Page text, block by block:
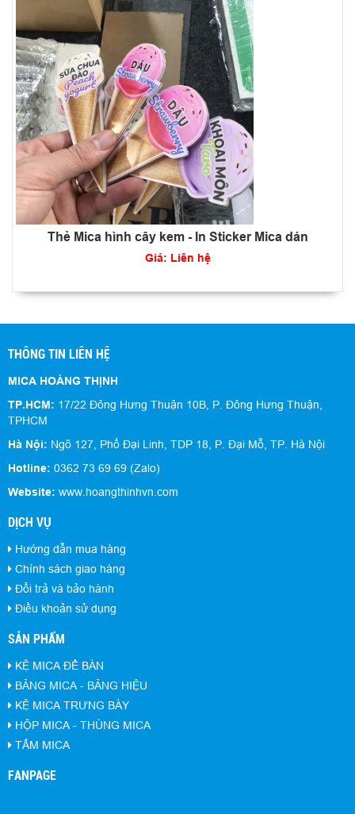
Thẻ Mica hình cây kem - In Sticker Mica dán
Giá: Liên hệ
THÔNG TIN LIÊN HỆ
MICA HOÀNG THỊNH
TP.HCM: 17/22 Đông Hưng Thuận 10B, P. Đông Hưng Thuận,
TPHCM
Hà Nội: Ngõ 127, Phố Đại Linh, TDP 18, P. Đại Mỗ, TP. Hà Nội
Hotline: 0362 73 69 69 (Zalo)
Website: www.hoangthinhvn.com
DỊCH VỤ
Hướng dẫn mua hàng
Chính sách giao hàng
Đổi trả và bảo hành
Điều khoản sử dụng
SẢN PHẨM
KỆ MICA ĐỂ BÀN
BẢNG MICA - BẢNG HIỆU
KỆ MICA TRƯNG BÀY
HỘP MICA - THÙNG MICA
TẤM MICA
FANPAGE